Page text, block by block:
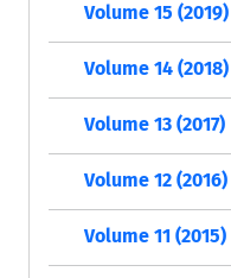
Volume 15 (2019)
Volume 14 (2018)
Volume 13 (2017)
Volume 12 (2016)
Volume 11 (2015)